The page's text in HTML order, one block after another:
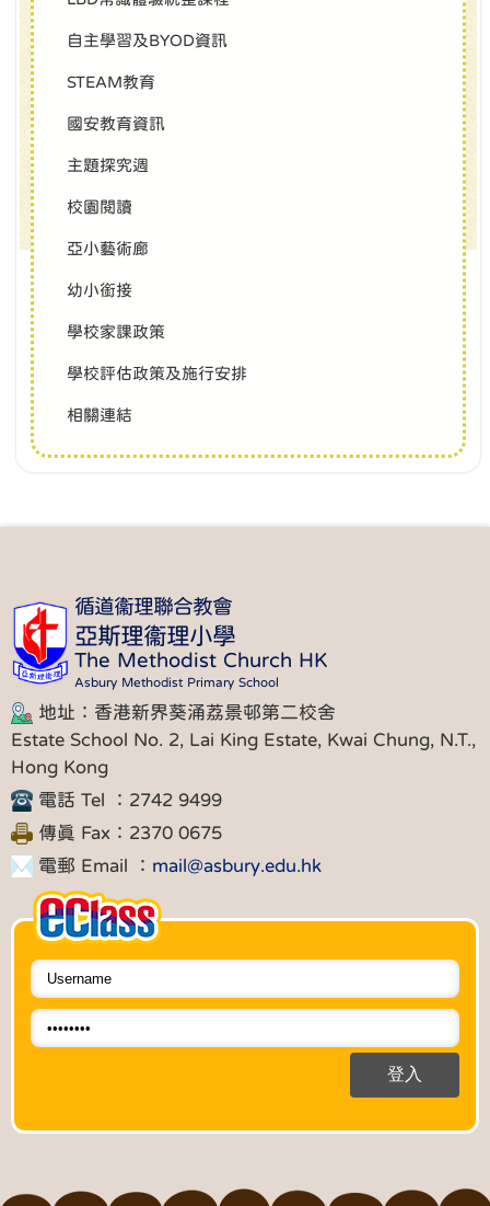
自主學習及BYOD資訊
STEAM教育
國安教育資訊
主題探究週
校園閱讀
亞小藝術廊
幼小銜接
學校家課政策
學校評估政策及施行安排
相關連結
循道衞理聯合教會
亞斯理衞理小學
The Methodist Church HK
Asbury Methodist Primary School
地址：香港新界葵涌荔景邨第二校舍
Estate School No. 2, Lai King Estate, Kwai Chung, N.T.,
Hong Kong
電話 Tel ：2742 9499
傳真 Fax：2370 0675
電郵 Email ： mail@asbury.edu.hk